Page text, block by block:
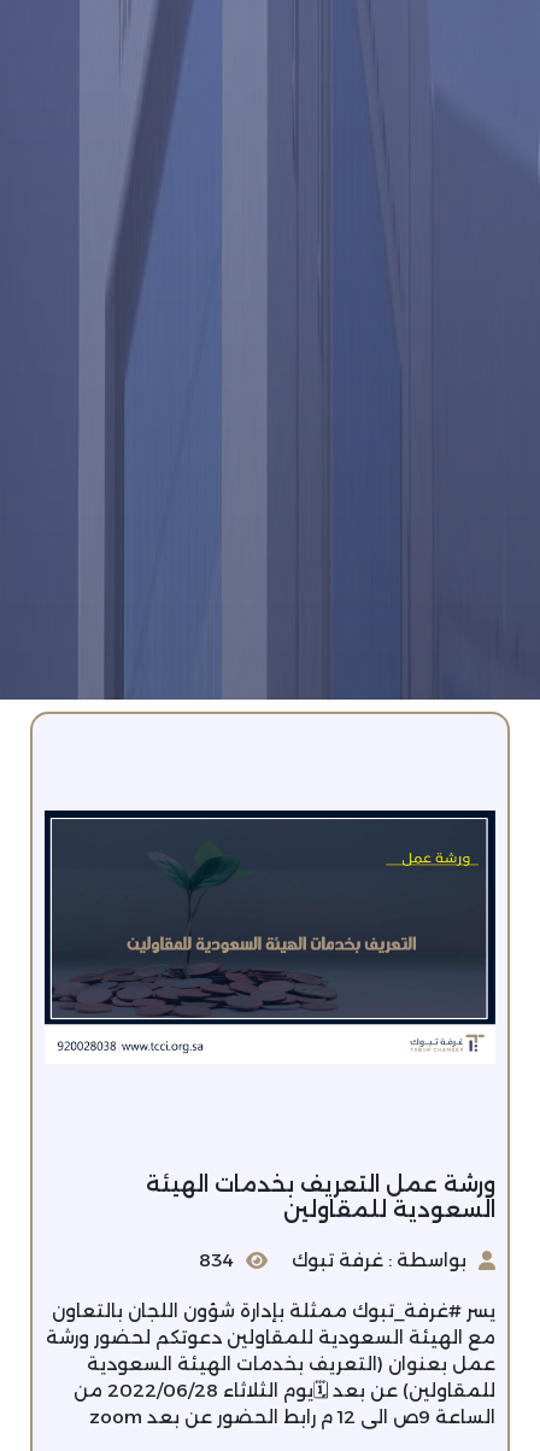
ورشة عمل التعريف بخدمات الهيئة
السعودية للمقاولين
بواسطة : غرفة تبوك 834
يسر #غرفة_تبوك ممثلة بإدارة شؤون اللجان بالتعاون
مع الهيئة السعودية للمقاولين دعوتكم لحضور ورشة
عمل بعنوان (التعريف بخدمات الهيئة السعودية
للمقاولين) عن بعد 🗓يوم الثلاثاء 2022/06/28 من
الساعة 9ص الى 12 م رابط الحضور عن بعد zoom